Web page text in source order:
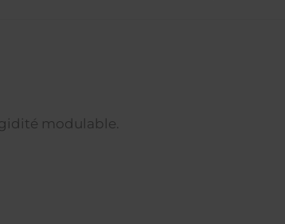
modulable.